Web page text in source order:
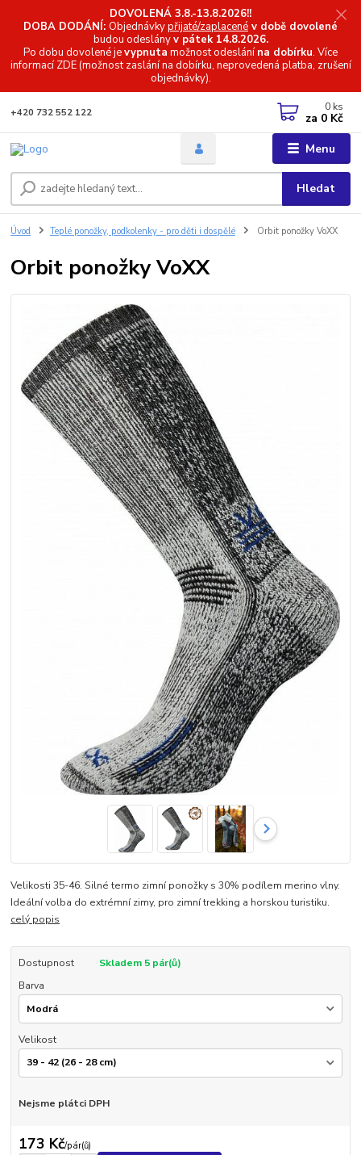
DOVOLENÁ 3.8.-13.8.2026!!
DOBA DODÁNÍ: Objednávkypřijaté/zaplacené v době dovolené
budou odeslányv pátek 14.8.2026.
Po dobu dovolené jevypnuta možnost odeslánína dobírku. Více
informacíZDE (možnost zaslání na dobírku, neprovedená platba, zrušení
objednávky).
Menu
Hledat
+420 732 552 122 0 ks
za 0 Kč
Úvod Teplé ponožky, podkolenky - pro děti i dospělé Orbit ponožky VoXX
Orbit ponožky VoXX
Velikosti 35-46. Silné termo zimní ponožky s 30% podílem merino vlny.
Ideální volba do extrémní zimy, pro zimní trekking a horskou turistiku.
celý popis
Dostupnost
Skladem 5 pár(ů)
Barva
Velikost
Nejsme plátci DPH
173 Kč/pár(ů)